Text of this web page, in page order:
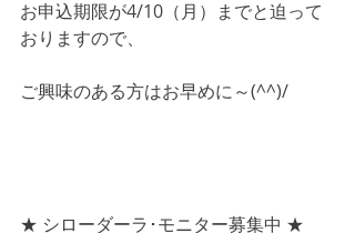
お申込期限が4/10（月）までと迫って
おりますので、
ご興味のある方はお早めに～(^^)/
★ シローダーラ･モニター募集中 ★